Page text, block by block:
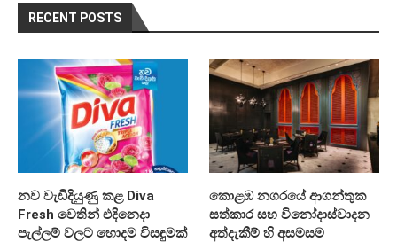
RECENT POSTS
නව වැඩිදියුණු කළ Diva
Fresh වෙතින් එදිනෙදා
පැල්ලම් වලට හොදම විසඳුමක්
කොළඹ නගරයේ ආගන්තුක
සත්කාර සහ විනෝදාස්වාදන
අත්දැකීම් හි අසමසම